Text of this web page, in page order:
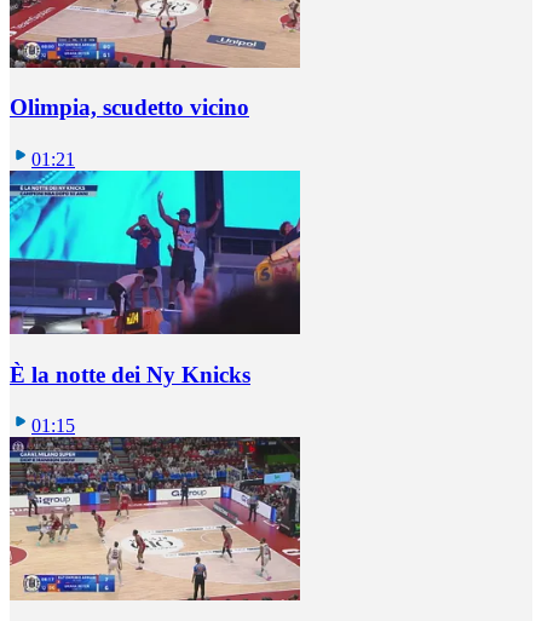
Olimpia, scudetto vicino
01:21
È la notte dei Ny Knicks
01:15